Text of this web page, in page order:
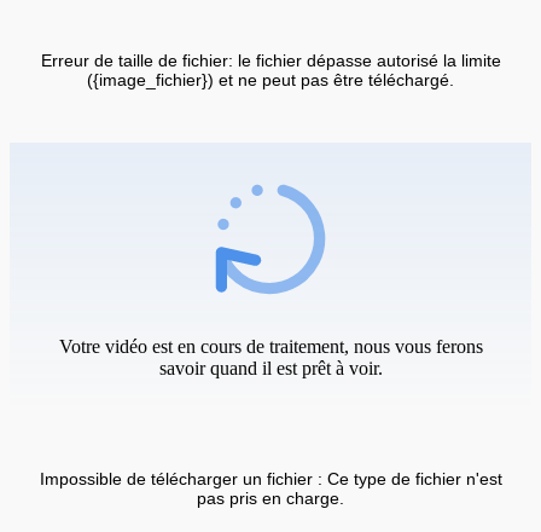
Erreur de taille de fichier: le fichier dépasse autorisé la limite
({image_fichier}) et ne peut pas être téléchargé.
Votre vidéo est en cours de traitement, nous vous ferons
savoir quand il est prêt à voir.
Impossible de télécharger un fichier : Ce type de fichier n'est
pas pris en charge.